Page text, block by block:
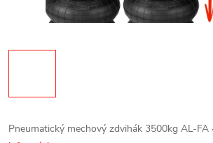
Pneumatický mechový zdvihák 3500kg AL-FA